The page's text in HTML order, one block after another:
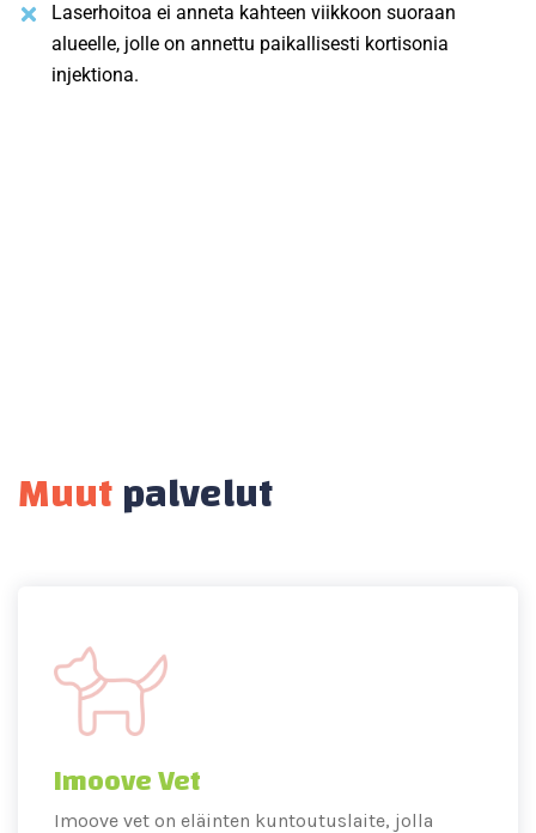
Laserhoitoa ei anneta kahteen viikkoon suoraan
alueelle, jolle on annettu paikallisesti kortisonia
injektiona.
Muutpalvelut
Imoove Vet
Imoove vet on eläinten kuntoutuslaite, jolla